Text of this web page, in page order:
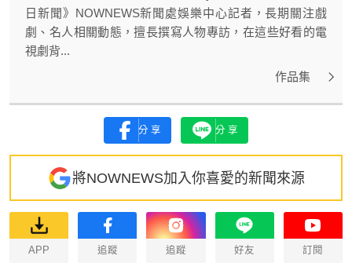
日新聞》NOWNEWS新聞處娛樂中心記者，長期關注戲
劇、名人相關動態，擅長撰寫人物專訪，在這些好看的電
視劇背...
作品集
分享 分享
將NOWNEWS加入你喜愛的新聞來源
APP 追蹤 追蹤 好友 訂閱